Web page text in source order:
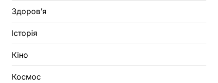
Здоров’я
Історія
Кіно
Космос